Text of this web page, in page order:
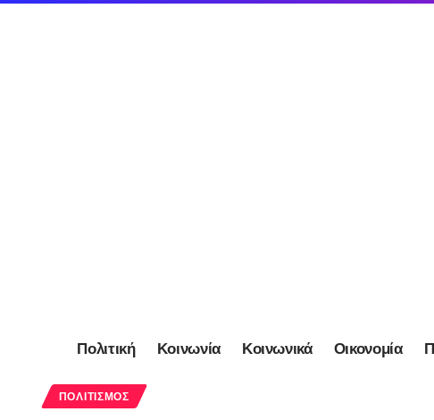
Πολιτική Κοινωνία Κοινωνικά Οικονομία
ΠΟΛΙΤΙΣΜΌΣ